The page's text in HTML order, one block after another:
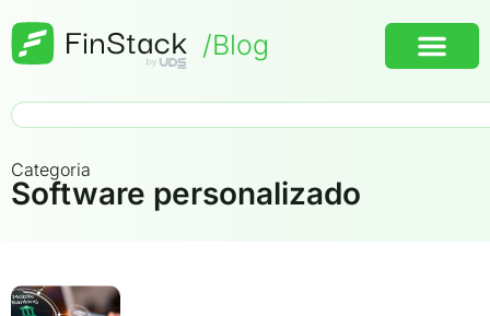
/Blog
Categoria
Software personalizado